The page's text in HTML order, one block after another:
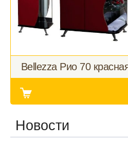
Bellezza Рио 70
Новости